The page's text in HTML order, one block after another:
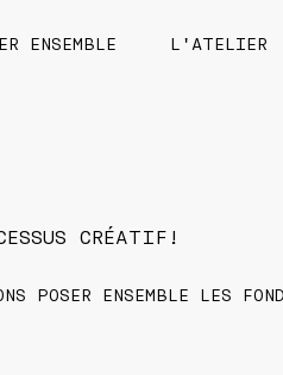
ENSEMBLE L'ATELIER
CRÉATIF!
POSER ENSEMBLE LES